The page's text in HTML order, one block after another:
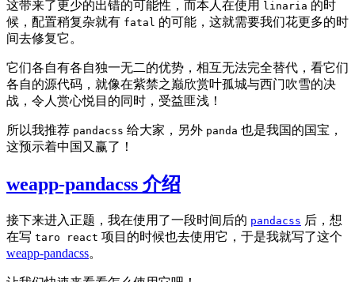
这带来了更少的出错的可能性，而本人在使用 linaria 的时
候，配置稍复杂就有 fatal 的可能，这就需要我们花更多的时
间去修复它。
它们各自有各自独一无二的优势，相互无法完全替代，看它们
各自的源代码，就像在紫禁之巅欣赏叶孤城与西门吹雪的决
战，令人赏心悦目的同时，受益匪浅！
所以我推荐 pandacss 给大家，另外 panda 也是我国的国宝，
这预示着中国又赢了！
weapp-pandacss 介绍
接下来进入正题，我在使用了一段时间后的 pandacss 后，想
在写 taro react 项目的时候也去使用它，于是我就写了这个
weapp-pandacss。